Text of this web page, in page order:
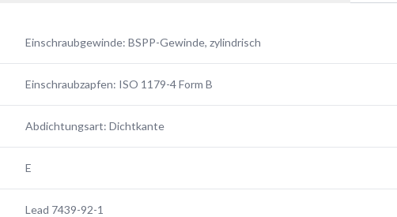
Einschraubgewinde: BSPP-Gewinde, zylindrisch
Einschraubzapfen: ISO 1179-4 Form B
Abdichtungsart: Dichtkante
E
Lead 7439-92-1